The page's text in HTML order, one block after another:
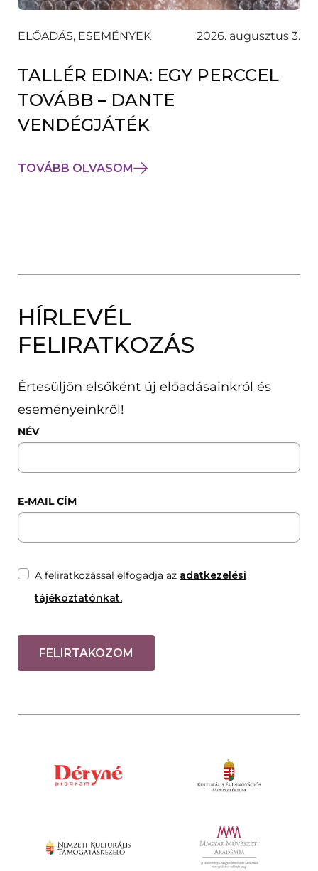
ELŐADÁS, ESEMÉNYEK 2026. augusztus 3.
TALLÉR EDINA: EGY PERCCEL
TOVÁBB – DANTE
VENDÉGJÁTÉK
TOVÁBB OLVASOM
HÍRLEVÉL
FELIRATKOZÁS
Értesüljön elsőként új előadásainkról és
eseményeinkről!
NÉV
E-MAIL CÍM
A feliratkozással elfogadja az adatkezelési
tájékoztatónkat.
FELIRTAKOZOM